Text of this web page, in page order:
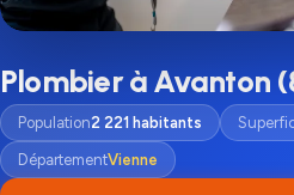
Plombier à Avanton
Population2 221 habitants
DépartementVienne